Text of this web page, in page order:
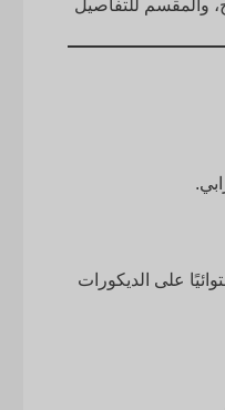
والمقسم للتفاصيل
على الديكورات